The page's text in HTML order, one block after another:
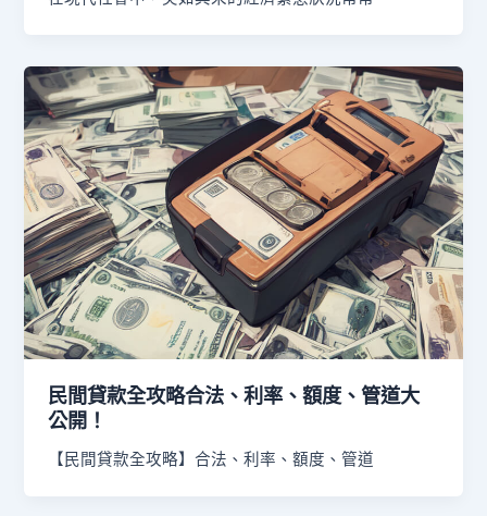
民間貸款全攻略合法、利率、額度、管道大
公開！
【民間貸款全攻略】合法、利率、額度、管道